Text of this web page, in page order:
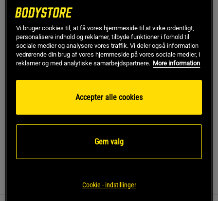
Rabatkode!Få 150 kr i rabat med koden SPAR150
ved køb over 799 kr.Log ind eller bliv medlem.
Gratis fragt over 349 kr Gratis retur 14 dages fortrydelsesret
7350132949795
Vi bruger cookies til, at få vores hjemmeside til at virke ordentligt,
personalisere indhold og reklamer, tilbyde funktioner i forhold til
sociale medier og analysere vores traffik. Vi deler også information
vedrørende din brug af vores hjemmeside på vores sociale medier, i
reklamer og med analytiske samarbejdspartnere. More information
Accepter alle cookies
Gem valg
Cookie - indstillinger